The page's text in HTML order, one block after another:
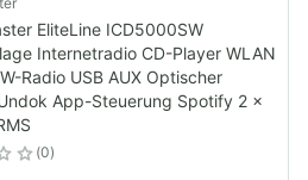
EliteLine ICD5000SW
Internetradio CD-Player WLAN
Radio USB AUX Optischer
App-Steuerung Spotify 2 x
0